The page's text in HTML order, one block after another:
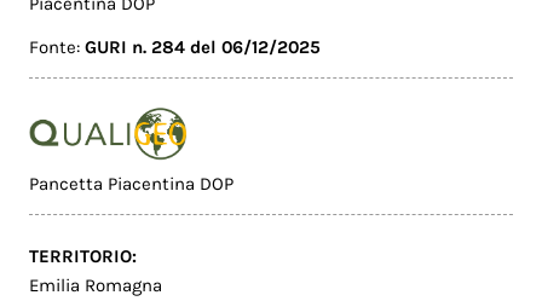
Fonte:GURI n. 284 del 06/12/2025
Pancetta Piacentina DOP
TERRITORIO:
Emilia Romagna